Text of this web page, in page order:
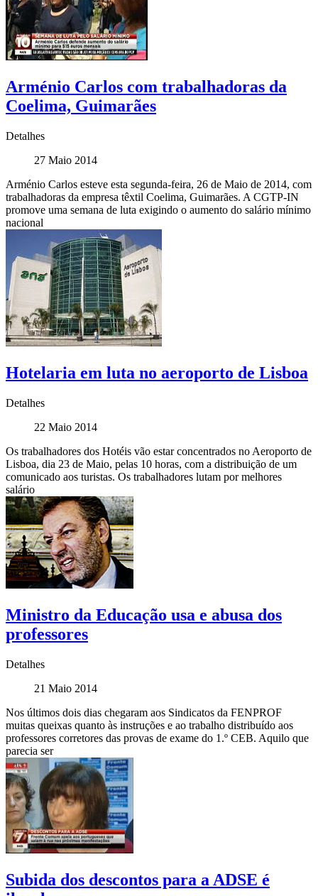
Arménio Carlos com trabalhadoras da
Coelima, Guimarães
Detalhes
27 Maio 2014
Arménio Carlos esteve esta segunda-feira, 26 de Maio de 2014, com
trabalhadoras da empresa têxtil Coelima, Guimarães. A CGTP-IN
promove uma semana de luta exigindo o aumento do salário mínimo
nacional
Hotelaria em luta no aeroporto de Lisboa
Detalhes
22 Maio 2014
Os trabalhadores dos Hotéis vão estar concentrados no Aeroporto de
Lisboa, dia 23 de Maio, pelas 10 horas, com a distribuição de um
comunicado aos turistas. Os trabalhadores lutam por melhores
salário
Ministro da Educação usa e abusa dos
professores
Detalhes
21 Maio 2014
Nos últimos dois dias chegaram aos Sindicatos da FENPROF
muitas queixas quanto às instruções e ao trabalho distribuído aos
professores corretores das provas de exame do 1.º CEB. Aquilo que
parecia ser
Subida dos descontos para a ADSE é